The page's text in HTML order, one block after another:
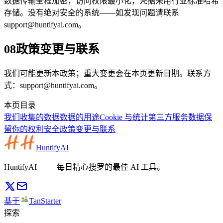
存储。没有绝对安全的系统——如发现问题请联系
support@huntifyai.com。
08政策变更与联系
我们可能更新本政策；重大变更会在本页更新日期。联系方
式：support@huntifyai.com。
本页目录
我们收集的数据数据的用途Cookie 与统计第三方服务数据保
留你的权利 安全政策变更与联系
HuntifyAI
HuntifyAI —— 每日精心搜罗的最佳 AI 工具。
基于
TanStarter
探索